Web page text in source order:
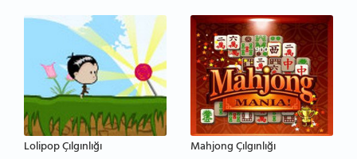
Lolipop Çılgınlığı Mahjong Çılgınlığı